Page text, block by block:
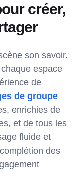
créer,
son savoir.
espace
de
de groupe
enrichies de
et de tous les
fluide et
des